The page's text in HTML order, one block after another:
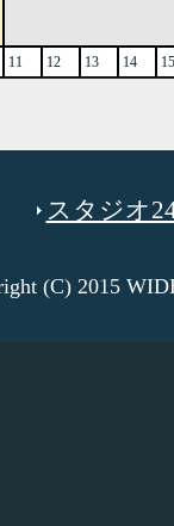
11 12 13 14 15
スタジオ
(C) 2015